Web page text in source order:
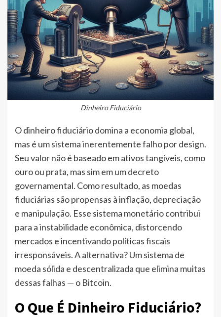
Dinheiro Fiduciário
O dinheiro fiduciário domina a economia global,
mas é um sistema inerentemente falho por design.
Seu valor não é baseado em ativos tangíveis, como
ouro ou prata, mas sim em um decreto
governamental. Como resultado, as moedas
fiduciárias são propensas à inflação, depreciação
e manipulação. Esse sistema monetário contribui
para a instabilidade econômica, distorcendo
mercados e incentivando políticas fiscais
irresponsáveis. A alternativa? Um sistema de
moeda sólida e descentralizada que elimina muitas
dessas falhas — o Bitcoin.
O Que É Dinheiro Fiduciário?